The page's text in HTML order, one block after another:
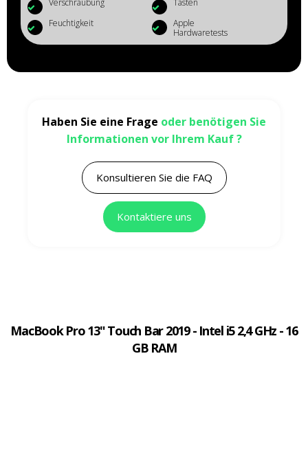
Feuchtigkeit
Apple
Hardwaretests
Haben Sie eine Frage oder benötigen Sie
Informationen vor Ihrem Kauf ?
Konsultieren Sie die FAQ
Kontaktiere uns
MacBook Pro 13" Touch Bar 2019 - Intel i5 2,4 GHz - 16
GB RAM